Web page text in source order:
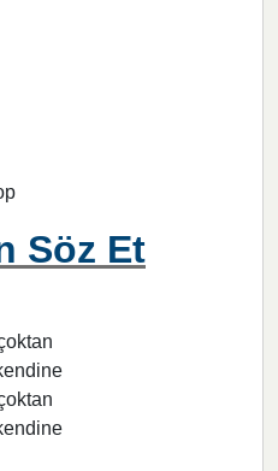
Söz Et